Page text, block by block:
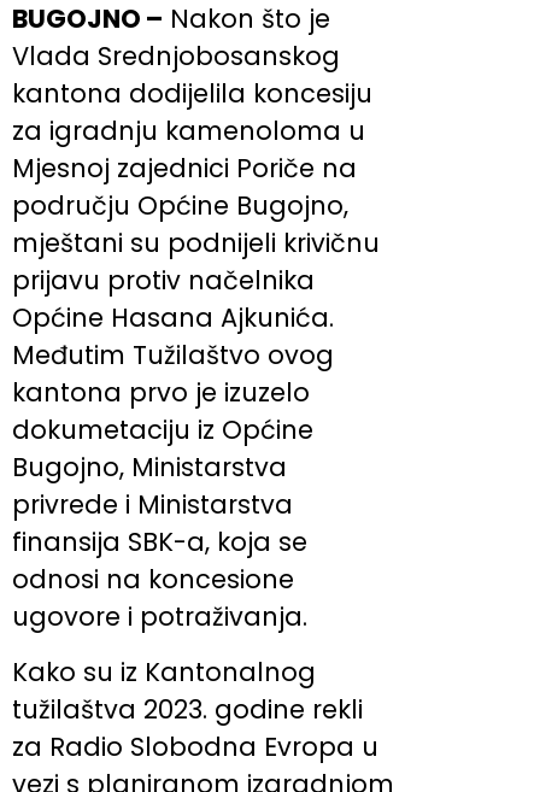
BUGOJNO – Nakon što je
Vlada Srednjobosanskog
kantona dodijelila koncesiju
za igradnju kamenoloma u
Mjesnoj zajednici Poriče na
području Općine Bugojno,
mještani su podnijeli krivičnu
prijavu protiv načelnika
Općine Hasana Ajkunića.
Međutim Tužilaštvo ovog
kantona prvo je izuzelo
dokumetaciju iz Općine
Bugojno, Ministarstva
privrede i Ministarstva
finansija SBK-a, koja se
odnosi na koncesione
ugovore i potraživanja.
Kako su iz Kantonalnog
tužilaštva 2023. godine rekli
za Radio Slobodna Evropa u
vezi s planiranom izgradnjom